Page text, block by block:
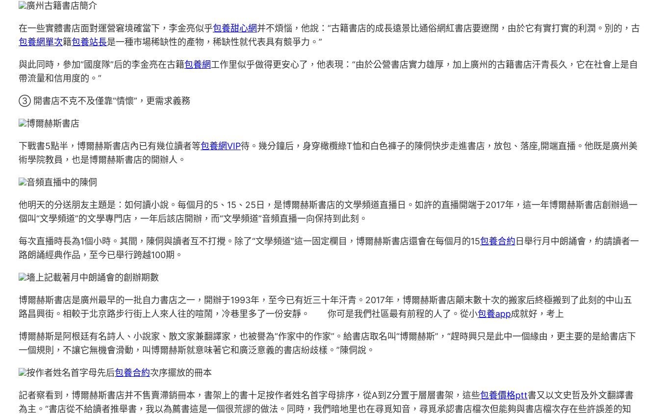
廣州古籍書店簡介
在一些實體書店面對運營窘境確當下，李金亮似乎包養甜心網并不煩惱，他說：“古籍書店的成長遠景比通俗網紅書店要遼闊，由於它有實打實的利潤。別的，古
包養網單次籍包養站長是一種市場稀缺性的產物，稀缺性就代表具有競爭力。”
與此同時，參加“國度隊”后的李金亮在古籍包養網工作里似乎做得更安心了，他表現：“由於公營書店實力雄厚，加上廣州的古籍書店汗青長久，它在社會上是自
帶流量和信用度的。”
③ 開書店不克不及僅靠“情懷”，更需求義務
博爾赫斯書店
下戰書5點半，博爾赫斯書店內已有幾位讀者等包養網VIP待。幾分鐘后，身穿橄欖綠T恤和白色褲子的陳侗快步走進書店，放包、落座,開端直播。他既是廣州美
術學院教員，也是博爾赫斯書店的開辦人。
音頻直播中的陳侗
他明天的分送朋友主題是：如何讀小說。每個月的5、15、25日，是博爾赫斯書店的文學頻道直播日。如許的直播開端于2017年，這一年博爾赫斯書店創辦過一
個叫“文學頻道”的文學專門店，一年后該店開辦，而“文學頻道”音頻直播一向保持到此刻。
每次直播時長為1個小時。其間，陳侗與讀者互不打攪。除了“文學頻道”這一固定欄目，博爾赫斯書店還會在每個月的15包養合約 日舉行月中朗誦會，約請讀者一
路朗誦經典作品，至今已舉行跨越100期。
墻上記載著月中朗誦會的創辦期數
博爾赫斯書店是廣州最早的一批自力書店之一，開辦于1993年，至今已有近三十年汗青。2017年，博爾赫斯書店顛末數十次的搬家后終極搬到了此刻的中山五
路昌興街。相較于北京路步行街上人來人往的喧鬧，冷巷里多了一份安靜。 你可是我們社區最有前程的人了。從小包養app成就好，考上
博爾赫斯是阿根廷有名詩人、小說家、散文家兼翻譯家，也被譽為“作家中的作家”。給書店取名叫“博爾赫斯”，“趕時興只是此中一個緣由，更主要的是給書店下
一個規則，不讓它無機會滑動，叫博爾赫斯就意味著它和廣泛意義的書店紛歧樣。”陳侗說。
按作者姓名首字母先后包養合約次序擺放的冊本
記者察看到，博爾赫斯書店并不售賣滯銷冊本，書架上的書十足按作者姓名首字母排序，從A到Z分置于層層書架，這些包養價格ptt書又以文史哲及外文翻譯書
為主。“書店從不給讀者推舉書，我以為薦書這是一個很荒謬的做法。同時，我們暗地里也在尋覓知音，尋覓承認書店檔次但能夠與書店檔次存在些許誤差的知